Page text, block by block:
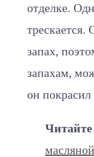
отделке.
трескается.
запах,
запахам,
он покрасил